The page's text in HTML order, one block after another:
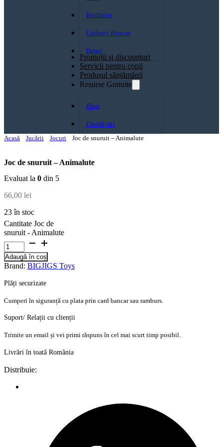
Rechizite
Cadouri diverse
Botez
Promoții și discounturi
Servicii pentru copii
Produsul săptămănii
Resurse Gratuite
Blog
Ebook-uri
Acasă
Jucării Jocuri Joc de snuruit – Animalute
Joc de snuruit – Animalute
Evaluat la 0 din 5
66,00 lei
23 în stoc
Cantitate Joc de
snuruit - Animalute
Adaugă în coș
Brand: BIGJIGS Toys
Plăți securizate
Cumperi în siguranță cu plata prin card bancar sau ramburs.
Suport/ Relații cu clienții
Trimite un email și vei primi răspuns în cel mai scurt timp posibil.
Livrări în toată România
Distribuie: